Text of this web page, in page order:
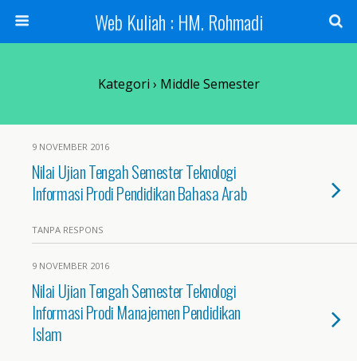
Web Kuliah : HM. Rohmadi
Kategori › Middle Semester
9 NOVEMBER 2016
Nilai Ujian Tengah Semester Teknologi
Informasi Prodi Pendidikan Bahasa Arab
TANPA RESPONS
9 NOVEMBER 2016
Nilai Ujian Tengah Semester Teknologi
Informasi Prodi Manajemen Pendidikan
Islam